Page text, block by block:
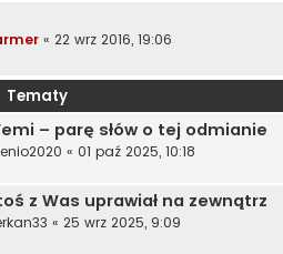
« 22 wrz 2016, 19:06
Tematy
– parę słów o tej odmianie
« 01 paź 2025, 10:18
z Was uprawiał na zewnątrz
« 25 wrz 2025, 9:09